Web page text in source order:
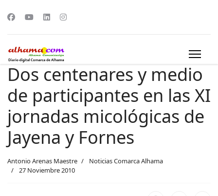
Dos centenares y medio
de participantes en las XI
jornadas micológicas de
Jayena y Fornes
Antonio Arenas Maestre
Noticias Comarca Alhama
27 Noviembre 2010